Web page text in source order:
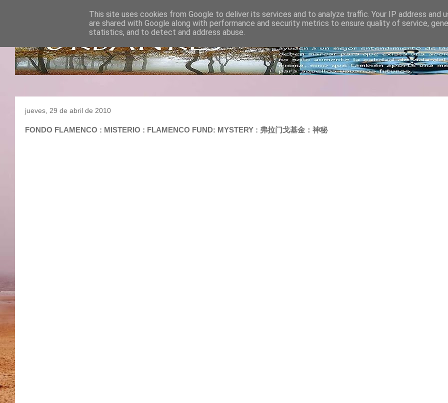
jueves, 29 de abril de 2010
FONDO FLAMENCO : MISTERIO : FLAMENCO FUND: MYSTERY : 弗拉门戈基金：神秘
This site uses cookies from Google to deliver its services and to analyze traffic. Your IP address and
are shared with Google along with performance and security metrics to ensure quality of service,
statistics, and to detect and address abuse.